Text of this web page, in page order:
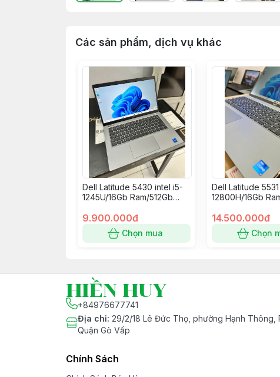
Các sản phẩm, dịch vụ khác
Dell Latitude 5430 intel i5-
1245U/16Gb Ram/512Gb
9.900.000đ
Chọn mua
Dell Latitude
12800H/16Gb
2Gb/15.6” FullHD
14.500.000đ
Chọn
HIỀN HUY
+84976677741
Địa chỉ: 29/2/18 Lê Đức Thọ, phường Hạnh Thông,
Quận Gò Vấp
Chính Sách